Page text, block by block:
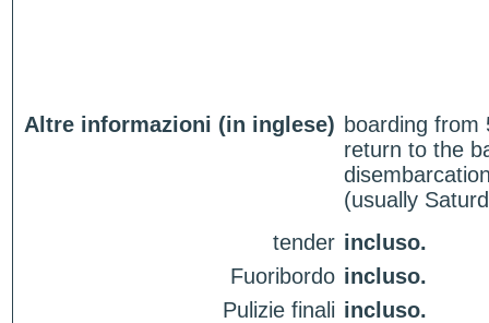
Altre informazioni (in inglese) boarding from
return to the
(usually
tender incluso.
Fuoribordo incluso.
Pulizie finali incluso.